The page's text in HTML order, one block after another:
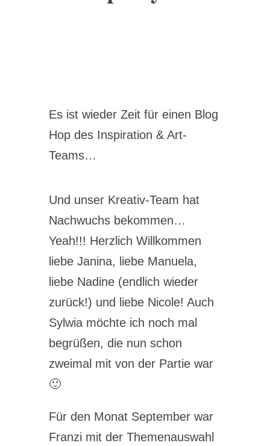
Es ist wieder Zeit für einen Blog
Hop des Inspiration & Art-
Teams…
Und unser Kreativ-Team hat
Nachwuchs bekommen…
Yeah!!! Herzlich Willkommen
liebe Janina, liebe Manuela,
liebe Nadine (endlich wieder
zurück!) und liebe Nicole! Auch
Sylwia möchte ich noch mal
begrüßen, die nun schon
zweimal mit von der Partie war
🙂
Für den Monat September war
Franzi mit der Themenauswahl